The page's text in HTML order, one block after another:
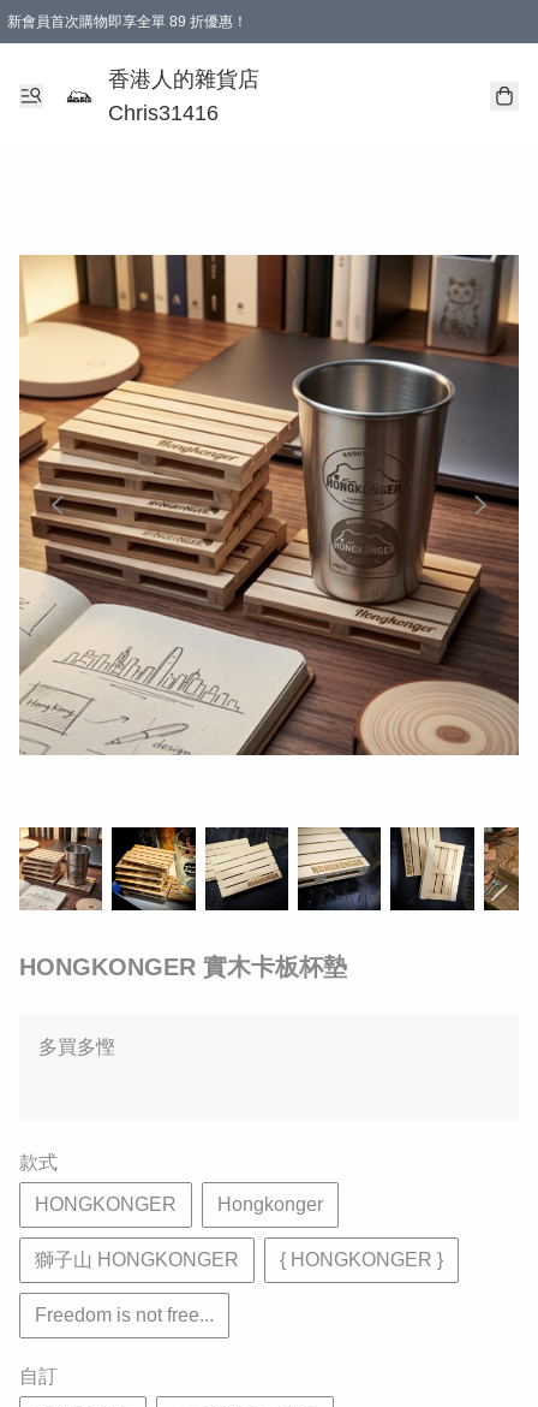
新會員首次購物即享全單 89 折優惠！
購物滿 HKD 499.00即享免運費優惠！（適用於 本地送貨、本地取貨 )
【滿 $300 專屬驚喜：無聲信物（最後一批）】
香港人的雜貨店
Chris31416
HONGKONGER 實木卡板杯墊
多買多慳
款式
HONGKONGER Hongkonger
獅子山 HONGKONGER { HONGKONGER }
Freedom is not free...
自訂